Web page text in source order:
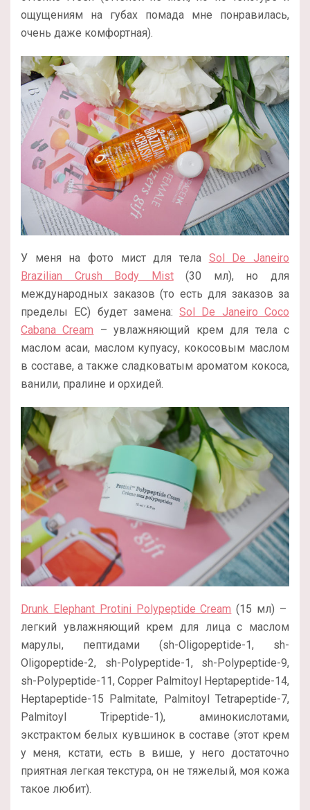
ощущениям на губах помада мне понравилась,
очень даже комфортная).
У меня на фото мист для тела Sol De Janeiro
Brazilian Crush Body Mist(30 мл), но для
международных заказов (то есть для заказов за
пределы ЕС) будет замена:Sol De Janeiro Coco
Cabana Cream – увлажняющий крем для тела с
маслом асаи, маслом купуасу, кокосовым маслом
в составе, а также сладковатым ароматом кокоса,
ванили, пралине и орхидей.
Drunk Elephant Protini Polypeptide Cream (15 мл) –
легкий увлажняющий крем для лица с маслом
марулы, пептидами (sh-Oligopeptide-1, sh-
Oligopeptide-2, sh-Polypeptide-1, sh-Polypeptide-9,
sh-Polypeptide-11, Copper Palmitoyl Heptapeptide-14,
Heptapeptide-15 Palmitate, Palmitoyl Tetrapeptide-7,
Palmitoyl Tripeptide-1), аминокислотами,
экстрактом белых кувшинок в составе (этот крем
у меня, кстати, есть в више, у него достаточно
приятная легкая текстура, он не тяжелый, моя кожа
такое любит).